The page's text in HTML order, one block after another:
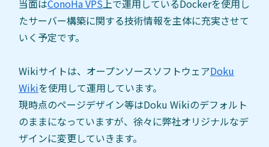
当面はConoHa VPS上で運用しているDockerを使用し
たサーバー構築に関する技術情報を主体に充実させて
いく予定です。
Wikiサイトは、オープンソースソフトウェアDoku
Wikiを使用して運用しています。
現時点のページデザイン等はDoku Wikiのデフォルト
のままになっていますが、徐々に弊社オリジナルなデ
ザインに変更していきます。